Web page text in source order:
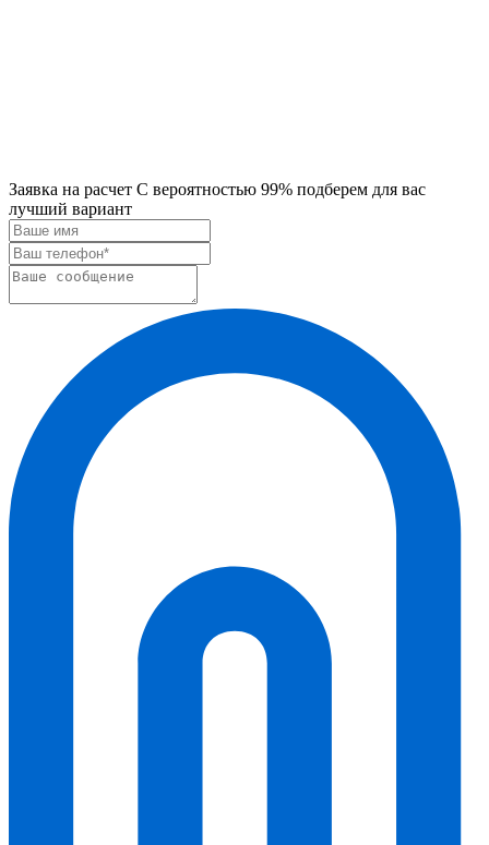
Заявка на расчет С вероятностью 99% подберем для вас
лучший вариант